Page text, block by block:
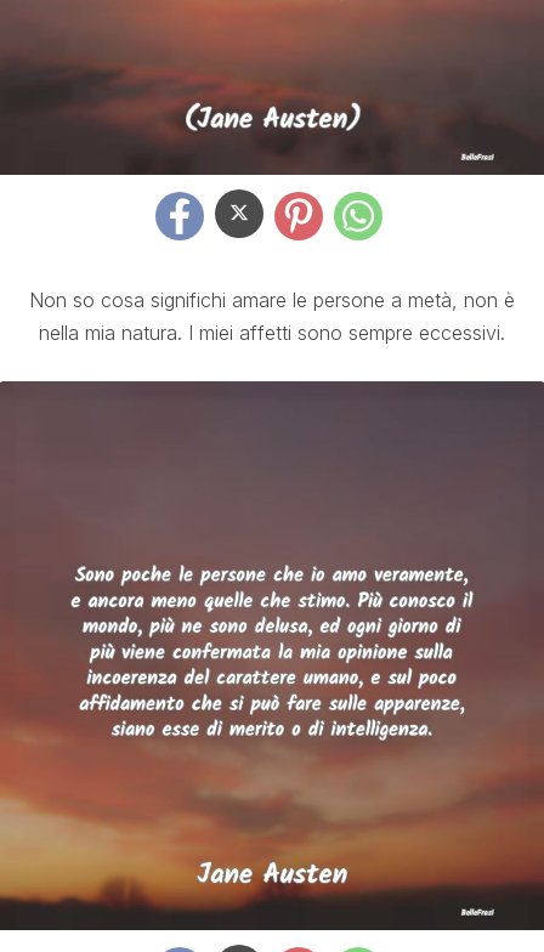
Non so cosa significhi amare le persone a metà, non è
nella mia natura. I miei affetti sono sempre eccessivi.